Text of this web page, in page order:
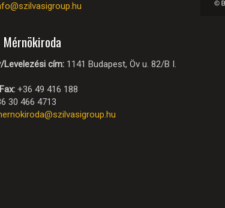
Levelezési cím: 1141 Budapest, Öv u. 82/B I.
+36 49 416 188
30 466 4713